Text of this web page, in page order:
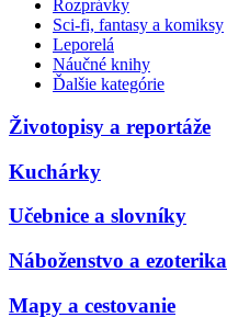
Rozprávky
Sci-fi, fantasy a komiksy
Leporelá
Náučné knihy
Ďalšie kategórie
Životopisy a reportáže
Kuchárky
Učebnice a slovníky
Náboženstvo a ezoterika
Mapy a cestovanie